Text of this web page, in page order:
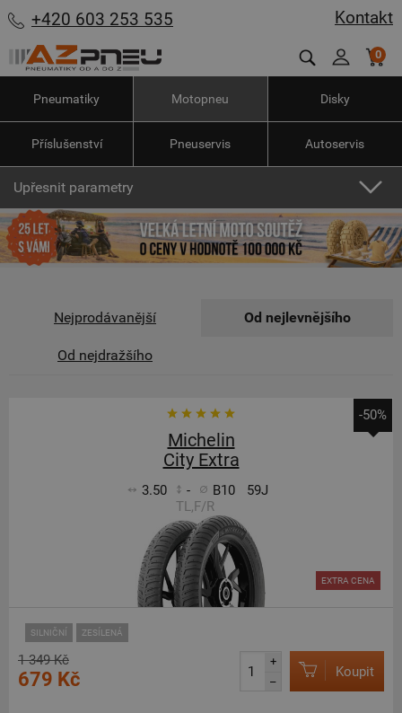
Kontakt
+420 603 253 535
0
Pneumatiky Motopneu Disky
Příslušenství Pneuservis Autoservis
Upřesnit parametry
Nejprodávanější Od nejlevnějšího
Od nejdražšího
-50%
Michelin
City Extra
3.50 - B10
59J
TL,F/R
SILNIČNÍ ZESÍLENÁ
EXTRA CENA
1 349 Kč
679 Kč
+
–
Koupit